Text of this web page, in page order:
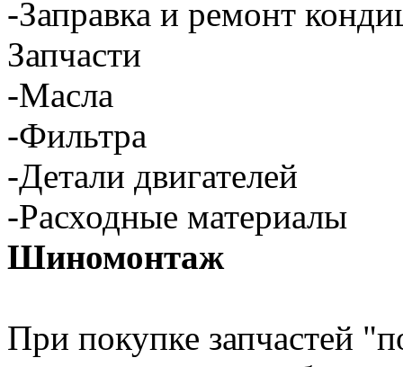
-Заправка и ремонт
Запчасти
-Масла
-Фильтра
-Детали двигателей
-Расходные материалы
Шиномонтаж
При покупке запчастей